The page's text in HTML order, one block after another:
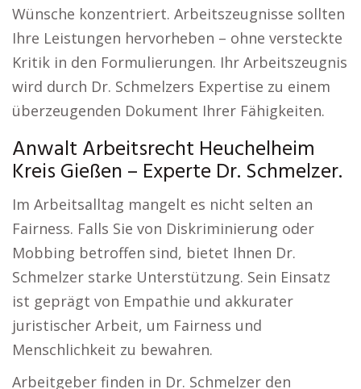
Wünsche konzentriert. Arbeitszeugnisse sollten
Ihre Leistungen hervorheben – ohne versteckte
Kritik in den Formulierungen. Ihr Arbeitszeugnis
wird durch Dr. Schmelzers Expertise zu einem
überzeugenden Dokument Ihrer Fähigkeiten.
Anwalt Arbeitsrecht Heuchelheim
Kreis Gießen – Experte Dr. Schmelzer.
Im Arbeitsalltag mangelt es nicht selten an
Fairness. Falls Sie von Diskriminierung oder
Mobbing betroffen sind, bietet Ihnen Dr.
Schmelzer starke Unterstützung. Sein Einsatz
ist geprägt von Empathie und akkurater
juristischer Arbeit, um Fairness und
Menschlichkeit zu bewahren.
Arbeitgeber finden in Dr. Schmelzer den